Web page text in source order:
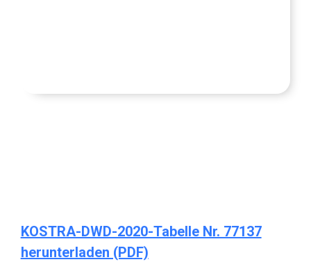
KOSTRA-DWD-2020-Tabelle Nr. 77137
herunterladen (PDF)